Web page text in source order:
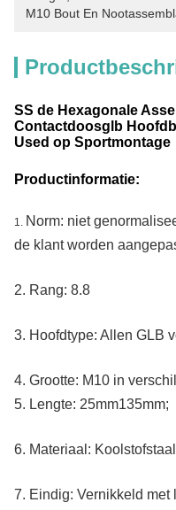
M10 Bout En
SS de Hexagonale
Contactdoosglb
Used op Sportmontage
Productinformatie:
1. Norm: niet
de klant worden
2. Rang: 8.8
3. Hoofdtype: Allen GLB
4. Grootte: M10 in
5. Lengte: 25mm135mm;
6. Materiaal: Koolstofstaal
7. Eindig: Vernikkeld met